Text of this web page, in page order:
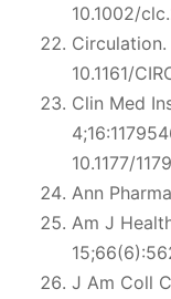
10.1002/
Circulation.
10.1161/
Clin Med
10.1177/
Ann
Am J
J Am Coll